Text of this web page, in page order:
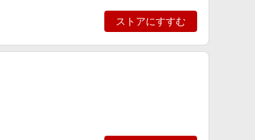
ストアにすすむ